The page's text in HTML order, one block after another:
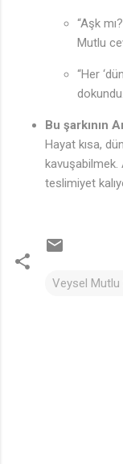
“Aşk
Mutlu
“Her
Bu şarkının
Hayat kısa,
kavuşabilmek.
teslimiyet
Veysel Mutlu